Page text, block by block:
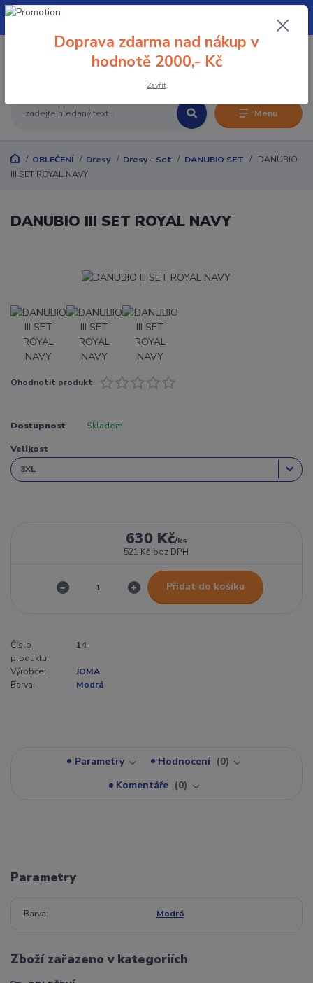
Menu
+420 608 032 114
OBLEČENÍ Dresy Dresy - Set DANUBIO SET
DANUBIO
III SET ROYAL NAVY
DANUBIO III SET ROYAL NAVY
Ohodnotit produkt
Dostupnost Skladem
Velikost
630 Kč/ks
521 Kč bez DPH
Přidat do košíku
Číslo
produktu:
14
Výrobce:
JOMA
Barva:
Modrá
Parametry Hodnocení
0
Komentáře
0
Parametry
Barva Modrá
Zboží zařazeno v kategoriích
Doprava zdarma nad nákup v
hodnotě 2000,- Kč
Zavřít